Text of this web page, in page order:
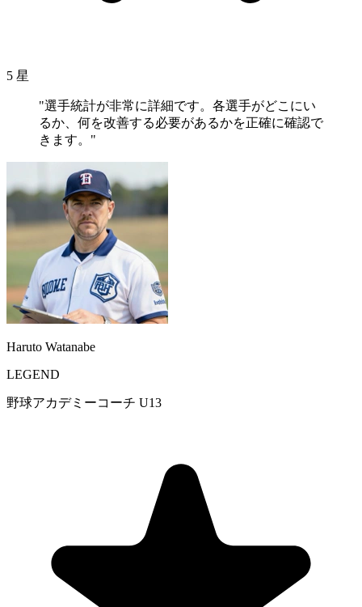
5 星
"選手統計が非常に詳細です。各選手がどこにい
るか、何を改善する必要があるかを正確に確認で
きます。"
Haruto Watanabe
LEGEND
野球アカデミーコーチ U13